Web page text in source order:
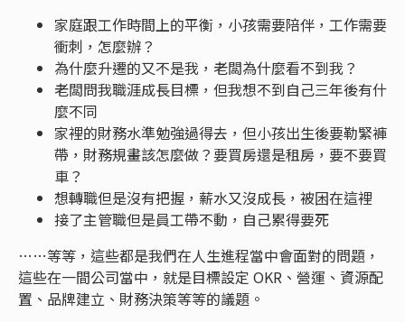
家庭跟工作時間上的平衡，小孩需要陪伴，工作需要
衝刺，怎麼辦？
為什麼升遷的又不是我，老闆為什麼看不到我？
老闆問我職涯成長目標，但我想不到自己三年後有什
麼不同
家裡的財務水準勉強過得去，但小孩出生後要勒緊褲
帶，財務規畫該怎麼做？要買房還是租房，要不要買
車？
想轉職但是沒有把握，薪水又沒成長，被困在這裡
接了主管職但是員工帶不動，自己累得要死
……等等，這些都是我們在人生進程當中會面對的問題，
這些在一間公司當中，就是目標設定 OKR、營運、資源配
置、品牌建立、財務決策等等的議題。